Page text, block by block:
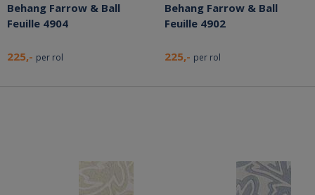
Behang Farrow & Ball
Feuille 4904
225,- per rol
Behang Farrow & Ball
Feuille 4902
225,- per rol